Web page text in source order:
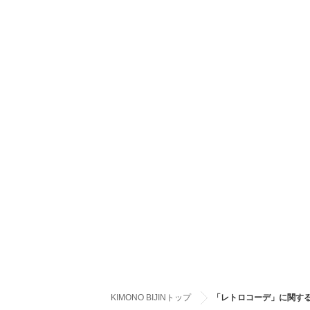
KIMONO BIJINトップ 「レトロコーデ」に関す